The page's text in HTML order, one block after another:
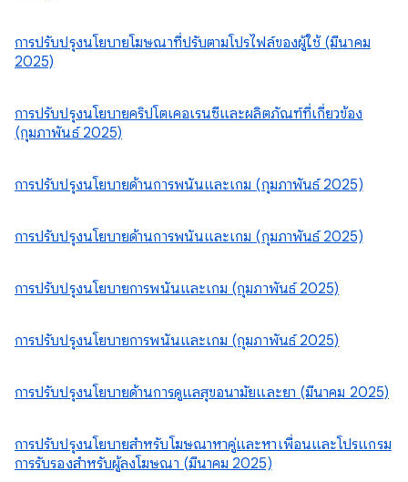
การปรับปรุงนโยบายโฆษณาที่ปรับตามโปรไฟล์ของผู้ใช้ (มีนาคม
2025)
การปรับปรุงนโยบายคริปโตเคอเรนซีและผลิตภัณฑ์ที่เกี่ยวข้อง
(กุมภาพันธ์ 2025)
การปรับปรุงนโยบายด้านการพนันและเกม (กุมภาพันธ์ 2025)
การปรับปรุงนโยบายด้านการพนันและเกม (กุมภาพันธ์ 2025)
การปรับปรุงนโยบายการพนันและเกม (กุมภาพันธ์ 2025)
การปรับปรุงนโยบายการพนันและเกม (กุมภาพันธ์ 2025)
การปรับปรุงนโยบายด้านการดูแลสุขอนามัยและยา (มีนาคม 2025)
การปรับปรุงนโยบายสำหรับโฆษณาหาคู่และหาเพื่อนและโปรแกรม
การรับรองสำหรับผู้ลงโฆษณา (มีนาคม 2025)